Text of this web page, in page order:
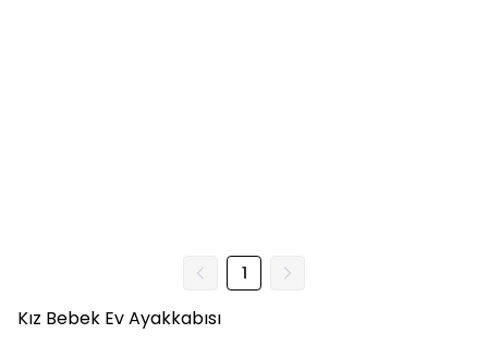
1
Kız Bebek Ev Ayakkabısı